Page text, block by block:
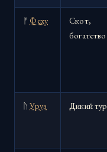
ᚠФеху
Скот,
богатство
ᚢУруз Дикий тур